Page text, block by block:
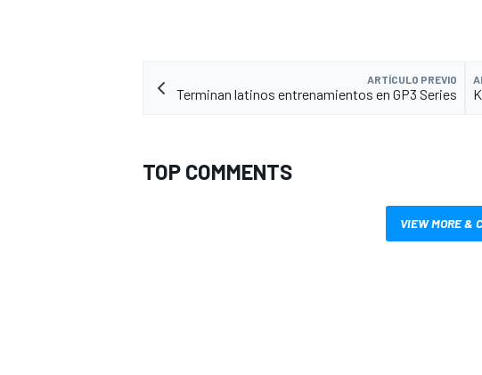
ARTÍCULO PREVIO
Terminan latinos entrenamientos en GP3 Series
TOP COMMENTS
VIEW MORE &